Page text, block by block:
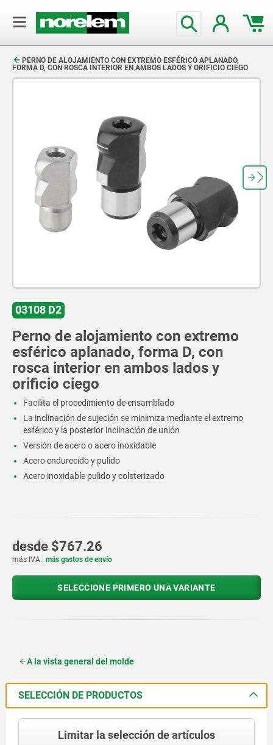
PERNO DE ALOJAMIENTO CON EXTREMO ESFÉRICO APLANADO,
FORMA D, CON ROSCA INTERIOR EN AMBOS LADOS Y ORIFICIO CIEGO
03108 D2
Perno de alojamiento con extremo
esférico aplanado, forma D, con
rosca interior en ambos lados y
orificio ciego
Facilita el procedimiento de ensamblado
La inclinación de sujeción se minimiza mediante el extremo
esférico y la posterior inclinación de unión
Versión de acero o acero inoxidable
Acero endurecido y pulido
Acero inoxidable pulido y colsterizado
desde $767.26
más IVA. más gastos de envío
SELECCIONE PRIMERO UNA VARIANTE
A la vista general del molde
SELECCIÓN DE PRODUCTOS
Limitar la selección de artículos